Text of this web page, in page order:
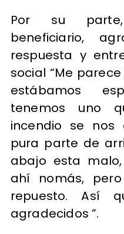
Por su
beneficiario,
respuesta y
social “Me
estábamos
tenemos uno
incendio se nos
pura parte de
abajo esta
ahí nomás,
repuesto. Así
agradecidos ”.